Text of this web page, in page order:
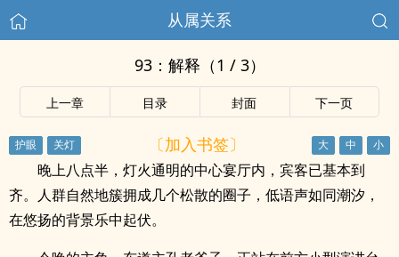
从属关系
93：解释（1 / 3）
上一章 目录 封面 下一页
〔加入书签〕
晚上八点半，灯火通明的中心宴厅内，宾客已基本到
齐。人群自然地簇拥成几个松散的圈子，低语声如同潮汐，
在悠扬的背景乐中起伏。